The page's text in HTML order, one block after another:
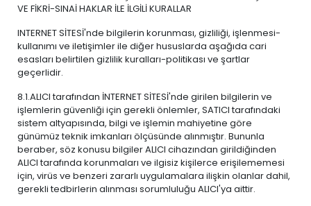
VE FİKRİ-SINAİ HAKLAR İLE İLGİLİ KURALLAR
INTERNET SİTESİ'nde bilgilerin korunması, gizliliği, işlenmesi-
kullanımı ve iletişimler ile diğer hususlarda aşağıda cari
esasları belirtilen gizlilik kuralları-politikası ve şartlar
geçerlidir.
8.1.ALICI tarafından İNTERNET SİTESİ'nde girilen bilgilerin ve
işlemlerin güvenliği için gerekli önlemler, SATICI tarafındaki
sistem altyapısında, bilgi ve işlemin mahiyetine göre
günümüz teknik imkanları ölçüsünde alınmıştır. Bununla
beraber, söz konusu bilgiler ALICI cihazından girildiğinden
ALICI tarafında korunmaları ve ilgisiz kişilerce erişilememesi
için, virüs ve benzeri zararlı uygulamalara ilişkin olanlar dahil,
gerekli tedbirlerin alınması sorumluluğu ALICI'ya aittir.